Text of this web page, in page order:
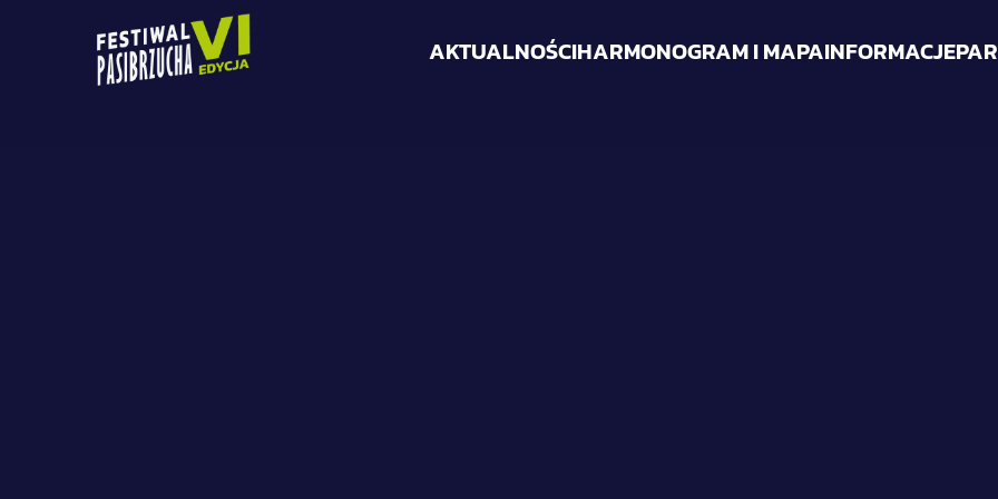
AKTUALNOŚCIHARMONOGRAM I MAPAINFORMACJE